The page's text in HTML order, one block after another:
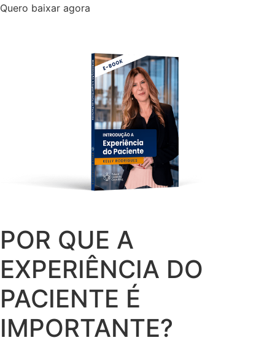
Quero baixar agora
POR QUE A
EXPERIÊNCIA DO
PACIENTE É
IMPORTANTE?